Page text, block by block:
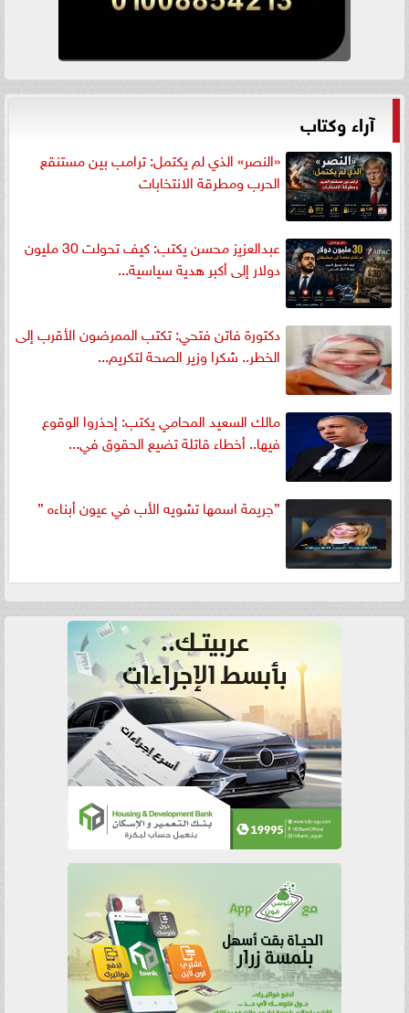
آراء وكتاب
«النصر» الذي لم يكتمل: ترامب بين مستنقع
الحرب ومطرقة الانتخابات
عبدالعزيز محسن يكتب: كيف تحولت 30 مليون
دولار إلى أكبر هدية سياسية...
دكتورة فاتن فتحي: تكتب الممرضون الأقرب إلى
الخطر.. شكرا وزير الصحة لتكريم...
مالك السعيد المحامي يكتب: إحذروا الوقوع
فيها.. أخطاء قاتلة تضيع الحقوق في...
”جريمة اسمها تشويه الأب في عيون أبناءه ”